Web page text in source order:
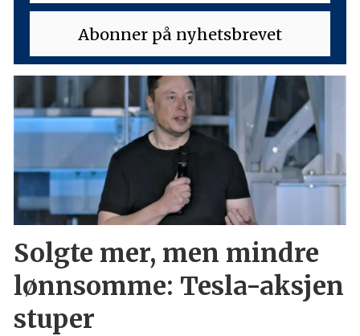
Solgte mer, men mindre
lønnsomme: Tesla-aksjen
stuper